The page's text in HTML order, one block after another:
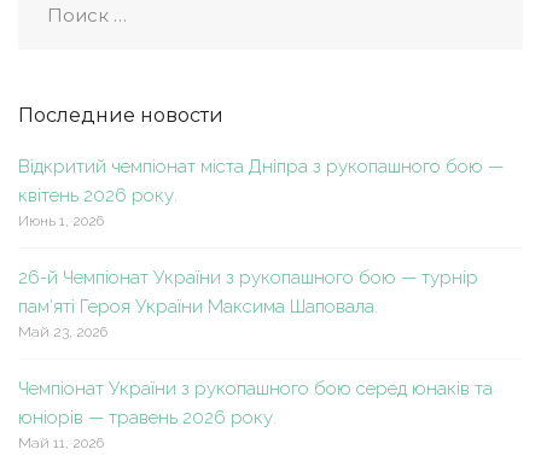
Последние новости
Відкритий чемпіонат міста Дніпра з рукопашного бою —
квітень 2026 року.
Июнь 1, 2026
26-й Чемпіонат України з рукопашного бою — турнір
пам’яті Героя України Максима Шаповала.
Май 23, 2026
Чемпіонат України з рукопашного бою серед юнаків та
юніорів — травень 2026 року.
Май 11, 2026